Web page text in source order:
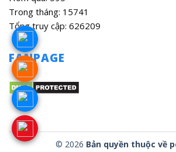
Trong tháng: 15741
Tổng truy cập: 626209
FANPAGE
© 2026 Bản quyền thuộc về